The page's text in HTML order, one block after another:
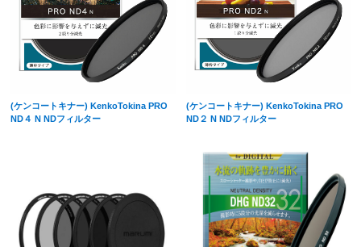
(ケンコートキナー) KenkoTokina PRO
ND４ N NDフィルター
(ケンコートキナー) KenkoTokina PRO
ND２ N NDフィルター